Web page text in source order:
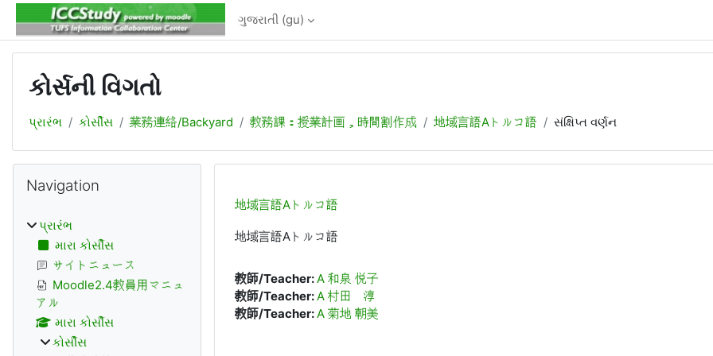
મુખ્ય વિષયવસ્તુ પર જાઓ
ગુજરાતી ‎(gu)‎
કોર્સની વિગતો
પ્રારંભ કોર્સીસ 業務連絡/Backyard 教務課：授業計画，時間割作成 地域言語Aトルコ語 સંક્ષિપ્ત વર્ણન
地域言語Aトルコ語
地域言語Aトルコ語
教師/Teacher:A 和泉 悦子
教師/Teacher:A 村田 淳
教師/Teacher:A 菊地 朝美
બ્લોક
Navigation
પ્રારંભ
મારા કોર્સીસ
サイトニュース
Moodle2.4教員用マニュ
アル
મારા કોર્સીસ
કોર્સીસ